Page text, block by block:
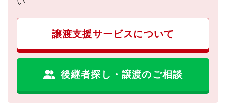
譲渡支援サービスについて
後継者探し・譲渡のご相談